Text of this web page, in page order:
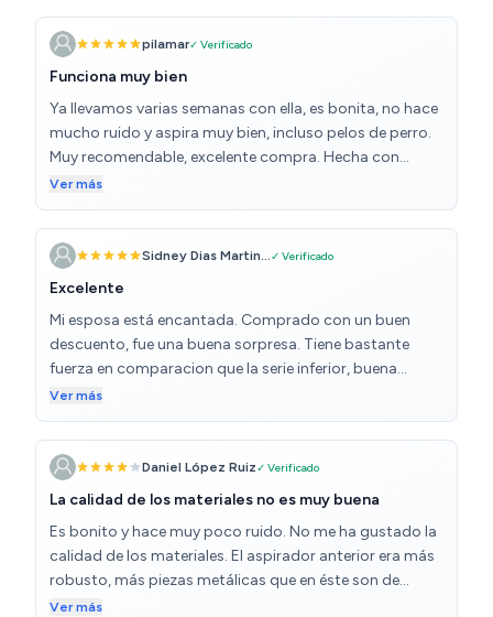
de montaje del cable son similares. En uno de ellos puse
cinta adhesiva de papel. Puede dejar caer una gota de
esmalte de uñas u otra pintura.
pilamar✓ Verificado
Funciona muy bien
Ya llevamos varias semanas con ella, es bonita, no hace
mucho ruido y aspira muy bien, incluso pelos de perro.
Muy recomendable, excelente compra. Hecha con
materiales de calidad.
Ver más
Sidney Dias Martin...✓ Verificado
Excelente
Mi esposa está encantada. Comprado con un buen
descuento, fue una buena sorpresa. Tiene bastante
fuerza en comparacion que la serie inferior, buena
cantidad de accesorios y muy facil de limpiar.
Esperemos que tenga buena durabilidad.
Ver más
Daniel López Ruiz✓ Verificado
La calidad de los materiales no es muy buena
Es bonito y hace muy poco ruido. No me ha gustado la
calidad de los materiales. El aspirador anterior era más
robusto, más piezas metálicas que en éste son de
plástico, y plástico cada vez de peor calidad. La
Ver más